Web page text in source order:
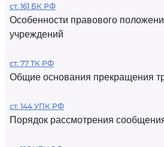
ст. 161 БК РФ
Особенности правового
учреждений
ст. 77 ТК РФ
Общие основания прекращения
ст. 144 УПК РФ
Порядок рассмотрения